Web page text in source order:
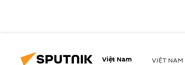
Việt Nam VIỆT NAM